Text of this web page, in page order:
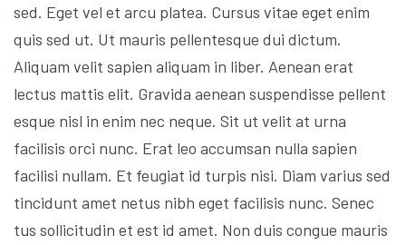
sed. Eget vel et arcu platea. Cursus vitae eget enim
quis sed ut. Ut mauris pellentesque dui dictum.
Aliquam velit sapien aliquam in liber. Aenean erat
lectus mattis elit. Gravida aenean suspendisse pellent
esque nisl in enim nec neque. Sit ut velit at urna
facilisis orci nunc. Erat leo accumsan nulla sapien
facilisi nullam. Et feugiat id turpis nisi. Diam varius sed
tincidunt amet netus nibh eget facilisis nunc. Senec
tus sollicitudin et est id amet. Non duis congue mauris